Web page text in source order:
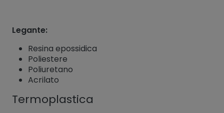
Legante:
Resina epossidica
Poliestere
Poliuretano
Acrilato
Termoplastica